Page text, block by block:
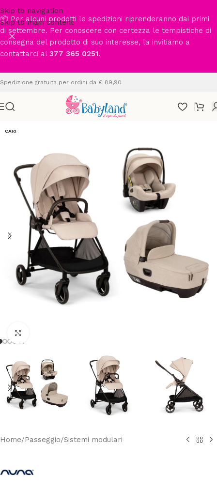
Skip to navigation
Skip to main content
📦 Per alcuni prodotti le spedizioni riprenderanno dai primi
di settembre. Per conoscere con certezza le tempistiche di
consegna del prodotto di suo interesse, la invitiamo a
contattarci al 377 365 0251.
Spedizione gratuita per ordini da € 89,90
CARI
Home/Passeggio/Sistemi modulari